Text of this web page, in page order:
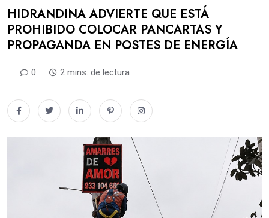
HIDRANDINA ADVIERTE QUE ESTÁ
PROHIBIDO COLOCAR PANCARTAS Y
PROPAGANDA EN POSTES DE ENERGÍA
0 2 mins. de lectura